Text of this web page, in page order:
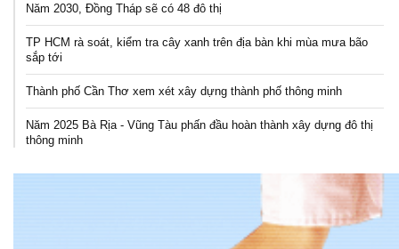
Năm 2030, Đồng Tháp sẽ có 48 đô thị
TP HCM rà soát, kiểm tra cây xanh trên địa bàn khi mùa mưa bão
sắp tới
Thành phố Cần Thơ xem xét xây dựng thành phố thông minh
Năm 2025 Bà Rịa - Vũng Tàu phấn đầu hoàn thành xây dựng đô thị
thông minh